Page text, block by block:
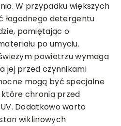
W przypadku większych
łagodnego detergentu
pamiętając o
po umyciu.
powietrzu wymaga
jej przed czynnikami
mogą być specjalne
chronią przed
Dodatkowo warto
wiklinowych